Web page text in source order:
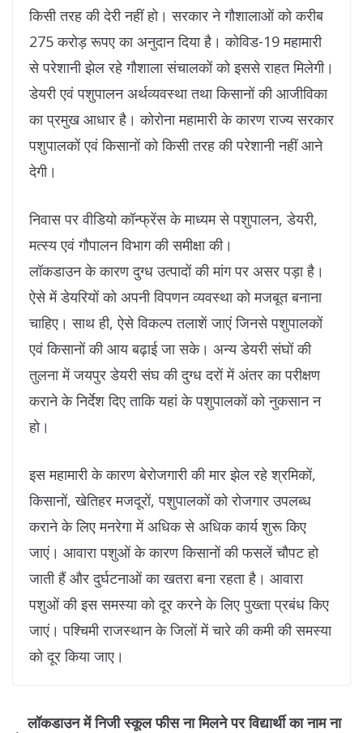
किसी तरह की देरी नहीं हो। सरकार ने गौशालाओं को करीब
275 करोड़ रूपए का अनुदान दिया है। कोविड-19 महामारी
से परेशानी झेल रहे गौशाला संचालकों को इससे राहत मिलेगी।
डेयरी एवं पशुपालन अर्थव्यवस्था तथा किसानों की आजीविका
का प्रमुख आधार है। कोरोना महामारी के कारण राज्य सरकार
पशुपालकों एवं किसानों को किसी तरह की परेशानी नहीं आने
देगी।
निवास पर वीडियो कॉन्फ्रेंस के माध्यम से पशुपालन, डेयरी,
मत्स्य एवं गौपालन विभाग की समीक्षा की।
लॉकडाउन के कारण दुग्ध उत्पादों की मांग पर असर पड़ा है।
ऐसे में डेयरियों को अपनी विपणन व्यवस्था को मजबूत बनाना
चाहिए। साथ ही, ऐसे विकल्प तलाशें जाएं जिनसे पशुपालकों
एवं किसानों की आय बढ़ाई जा सके। अन्य डेयरी संघों की
तुलना में जयपुर डेयरी संघ की दुग्ध दरों में अंतर का परीक्षण
कराने के निर्देश दिए ताकि यहां के पशुपालकों को नुकसान न
हो।
इस महामारी के कारण बेरोजगारी की मार झेल रहे श्रमिकों,
किसानों, खेतिहर मजदूरों, पशुपालकों को रोजगार उपलब्ध
कराने के लिए मनरेगा में अधिक से अधिक कार्य शुरू किए
जाएं। आवारा पशुओं के कारण किसानों की फसलें चौपट हो
जाती हैं और दुर्घटनाओं का खतरा बना रहता है। आवारा
पशुओं की इस समस्या को दूर करने के लिए पुख्ता प्रबंध किए
जाएं। पश्चिमी राजस्थान के जिलों में चारे की कमी की समस्या
को दूर किया जाए।
लॉकडाउन में निजी स्कूल फीस ना मिलने पर विद्यार्थी का नाम ना